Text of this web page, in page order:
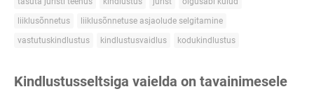
liiklusõnnetus
liiklusõnnetuse asjaolude selgitamine
vastutuskindlustus
kindlustusvaidlus kodukindlustus
Kindlustusseltsiga vaielda on tavainimesele